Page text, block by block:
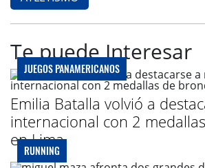
Te puede Interesar
JUEGOS PANAMERICANOS
Emilia Batalla volvió a
internacional con 2
en Lima
RUNNING